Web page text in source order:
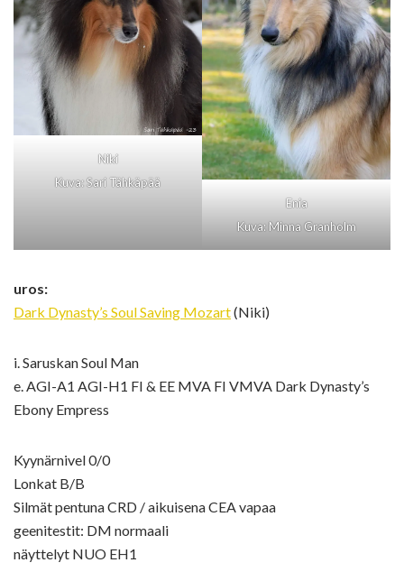
Niki
Kuva: Sari Tähkäpää
Enia
Kuva: Minna Granholm
uros:
Dark Dynasty’s Soul Saving Mozart(Niki)
i. Saruskan Soul Man
e. AGI-A1 AGI-H1 FI & EE MVA FI VMVA Dark Dynasty’s
Ebony Empress
Kyynärnivel 0/0
Lonkat B/B
Silmät pentuna CRD / aikuisena CEA vapaa
geenitestit: DM normaali
näyttelyt NUO EH1